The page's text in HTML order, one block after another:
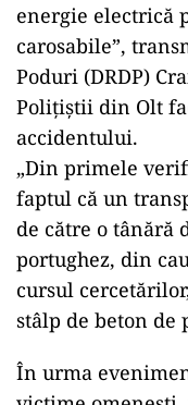
energie electrică
carosabile”,
Poduri (DRDP)
Poliţiştii din Olt
accidentului.
„Din primele
faptul că un
de către o tânără
portughez, din
cursul
stâlp de beton de
În urma